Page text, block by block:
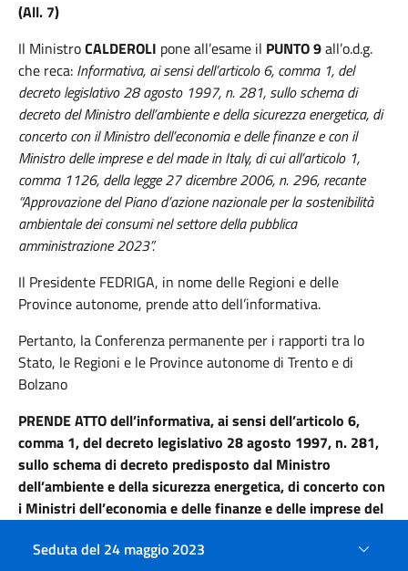
(All. 7)
Il MinistroCALDEROLI pone all’esame il PUNTO 9all’o.d.g.
che reca: Informativa, ai sensi dell’articolo 6, comma 1, del
decreto legislativo 28 agosto 1997, n. 281, sullo schema di
decreto del Ministro dell’ambiente e della sicurezza energetica, di
concerto con il Ministro dell’economia e delle finanze e con il
Ministro delle imprese e del made in Italy, di cui all’articolo 1,
comma 1126, della legge 27 dicembre 2006, n. 296, recante
“Approvazione del Piano d’azione nazionale per la sostenibilità
ambientale dei consumi nel settore della pubblica
amministrazione 2023”.
Il Presidente FEDRIGA, in nome delle Regioni e delle
Province autonome, prende atto dell’informativa.
Pertanto, la Conferenza permanente per i rapporti tra lo
Stato, le Regioni e le Province autonome di Trento e di
Bolzano
PRENDE ATTOdell’informativa, ai sensi dell’articolo 6,
comma 1, del decreto legislativo 28 agosto 1997, n. 281,
sullo schema di decreto predisposto dal Ministro
dell’ambiente e della sicurezza energetica, di concerto con
i Ministri dell’economia e delle finanze e delle imprese del
27 dicembre 2006, n. 296, recante “Approvazione del
Seduta del 24 maggio 2023